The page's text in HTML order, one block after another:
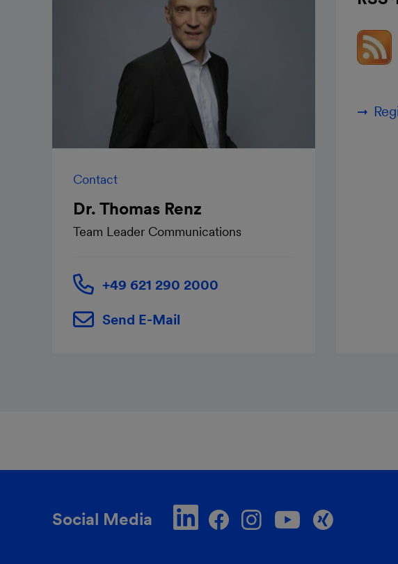
Contact
Dr. Thomas Renz
Team Leader Communications
+49 621 290 2000
Send E-Mail
Social Media